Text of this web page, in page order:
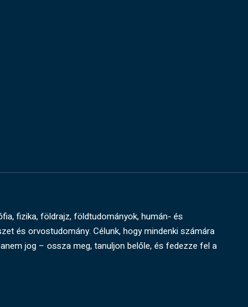
fizika, földrajz, földtudományok, humán- és
és orvostudomány. Célunk, hogy mindenki számára
jog – ossza meg, tanuljon belőle, és fedezze fel a